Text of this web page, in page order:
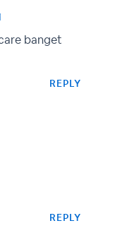
banget
REPLY
REPLY